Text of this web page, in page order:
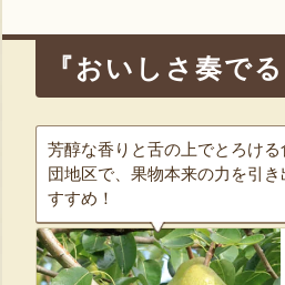
『おいしさ奏で
芳醇な香りと舌の上でとろけ
団地区で、果物本来の力を引
すすめ！
サン＆リブのジェラート詰合せ
『SUN＆LIV YAMAGATA』
サン＆リ
『